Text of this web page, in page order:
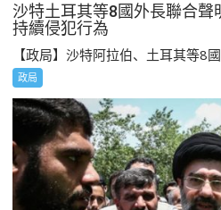
沙特土耳其等8國外長聯合
持續侵犯行為
【政局】沙特阿拉伯、土耳其等8國
政局